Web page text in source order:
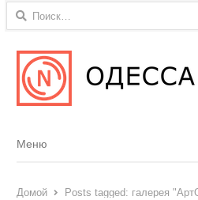
Найти:
Menu
Меню
Домой Posts tagged: галерея